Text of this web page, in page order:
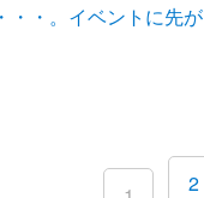
・・。イベントに先が
2